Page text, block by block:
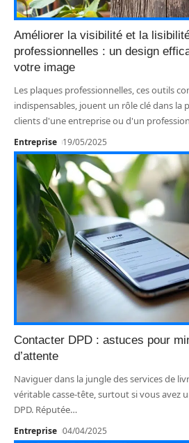
Améliorer la visibilité et la
professionnelles : un design
votre image
Les plaques professionnelles, ces outils
indispensables, jouent un rôle clé dans la
clients d'une entreprise ou d'un
Entreprise 19/05/2025
Contacter DPD : astuces pour
d’attente
Naviguer dans la jungle des services de
véritable casse-tête, surtout si vous avez
DPD. Réputée…
Entreprise 04/04/2025